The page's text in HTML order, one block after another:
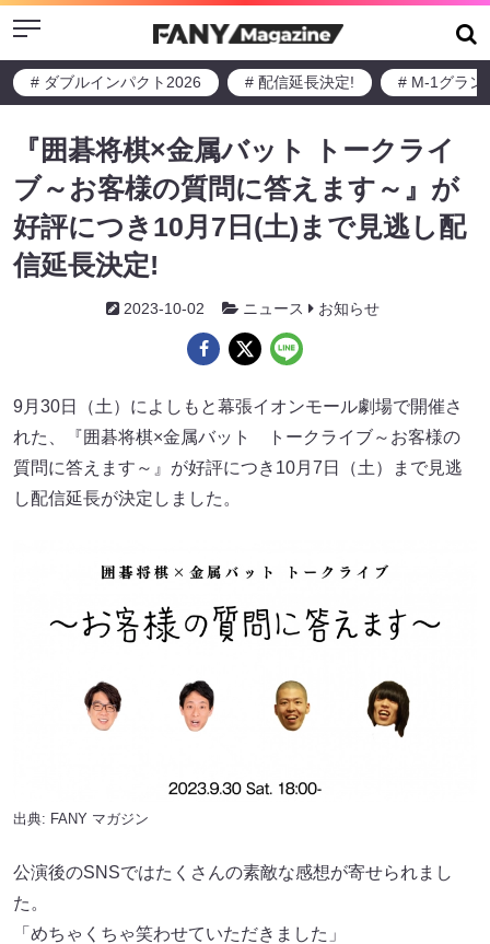
Menu
# ダブルインパクト2026 # 配信延長決定! # M-1グラン
『囲碁将棋×金属バット トークライ
ブ～お客様の質問に答えます～』が
好評につき10月7日(土)まで見逃し配
信延長決定!
2023-10-02 ニュース お知らせ
9月30日（土）によしもと幕張イオンモール劇場で開催さ
れた、『囲碁将棋×金属バット トークライブ～お客様の
質問に答えます～』が好評につき10月7日（土）まで見逃
し配信延長が決定しました。
出典: FANY マガジン
公演後のSNSではたくさんの素敵な感想が寄せられまし
た。
「めちゃくちゃ笑わせていただきました」